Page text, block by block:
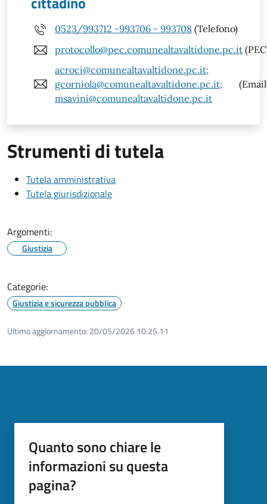
0523/993712 -993706 - 993708 (Telefono)
protocollo@pec.comunealtavaltidone.pc.it
acroci@comunealtavaltidone.pc.it;
gcorniola@comunealtavaltidone.pc.it;
msavini@comunealtavaltidone.pc.it
Strumenti di tutela
Tutela amministrativa
Tutela giurisdizionale
Argomenti:
Giustizia
Categorie:
Giustizia e sicurezza pubblica
Ultimo aggiornamento: 20/05/2026 10:25.11
Quanto sono chiare le
informazioni su questa
pagina?